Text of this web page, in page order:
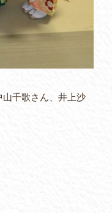
千歌さん、井上沙